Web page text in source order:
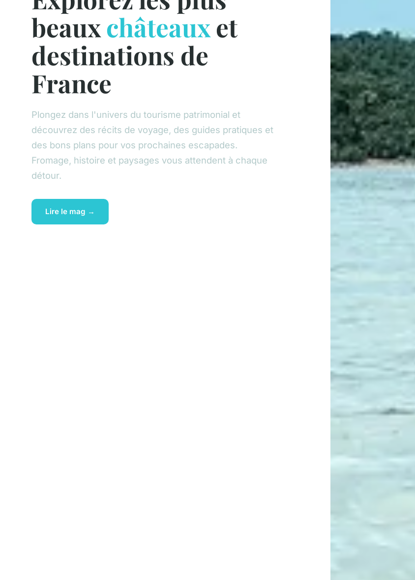
beauxchâteauxet
destinations de
France
Plongez dans l'univers du tourisme patrimonial et
découvrez des récits de voyage, des guides pratiques et
des bons plans pour vos prochaines escapades.
Fromage, histoire et paysages vous attendent à chaque
détour.
Lire le mag →